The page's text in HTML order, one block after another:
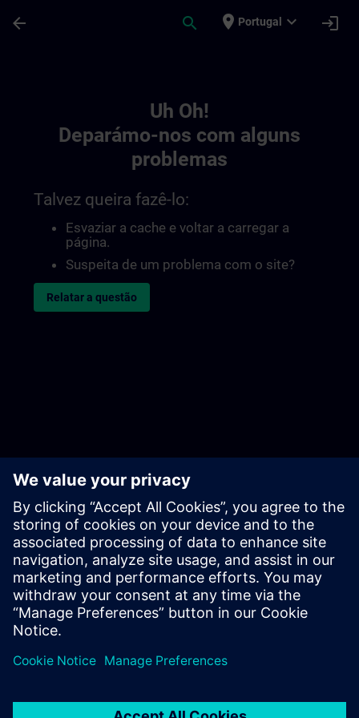
arrow_back search place Portugal expand_more login
Uh Oh!
Deparámo-nos com alguns
problemas
Talvez queira fazê-lo:
Esvaziar a cache e voltar a carregar a
página.
Suspeita de um problema com o site?
Relatar a questão